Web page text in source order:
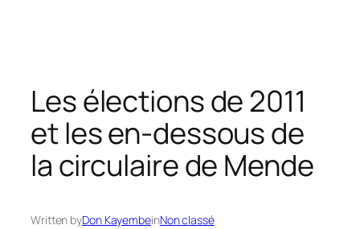
Les élections de 2011
et les en-dessous de
la circulaire de Mende
Written byDon KayembeinNon classé